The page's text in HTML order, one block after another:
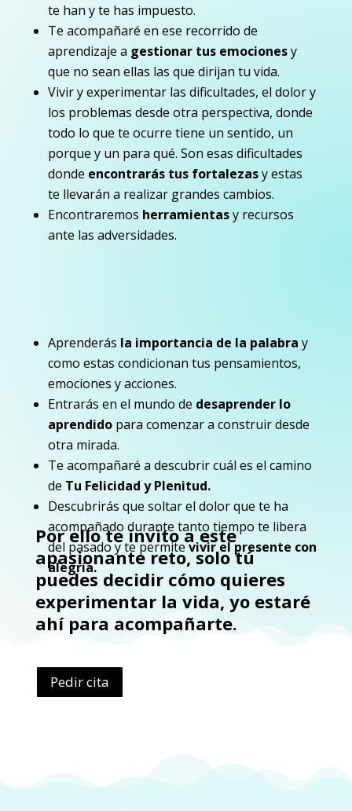
te han y te has impuesto.
Te acompañaré en ese recorrido de
aprendizaje a gestionar tus emocionesy
que no sean ellas las que dirijan tu vida.
Vivir y experimentar las dificultades, el dolor y
los problemas desde otra perspectiva, donde
todo lo que te ocurre tiene un sentido, un
porque y un para qué. Son esas dificultades
donde encontrarás tus fortalezasy estas
te llevarán a realizar grandes cambios.
Encontraremos herramientasy recursos
ante las adversidades.
Aprenderás la importancia de la palabra y
como estas condicionan tus pensamientos,
emociones y acciones.
Entrarás en el mundo de desaprender lo
aprendido para comenzar a construir desde
otra mirada.
Te acompañaré a descubrir cuál es el camino
de Tu Felicidad y Plenitud.
Descubrirás que soltar el dolor que te ha
acompañado durante tanto tiempo te libera
del pasado y te permitevivir el presente con
alegría.
Por ello te invito a este
apasionante reto, solo tú
puedes decidir cómo quieres
experimentar la vida, yo estaré
ahí para acompañarte.
Pedir cita